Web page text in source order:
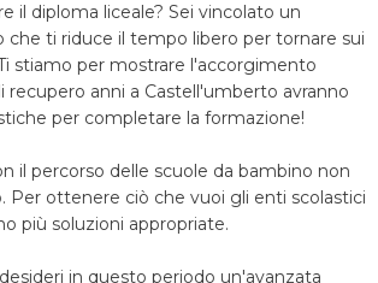
CERCA
il diploma liceale? Sei vincolato un
che ti riduce il tempo libero per tornare sui
stiamo per mostrare l'accorgimento
recupero anni a Castell'umberto avranno
per completare la formazione!
il percorso delle scuole da bambino non
Per ottenere ciò che vuoi gli enti scolastici
più soluzioni appropriate.
in questo periodo un'avanzata